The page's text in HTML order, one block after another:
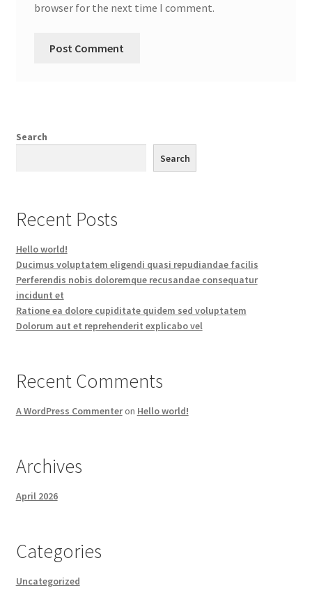
browser for the next time I comment.
Search
Search
Recent Posts
Hello world!
Ducimus voluptatem eligendi quasi repudiandae facilis
Perferendis nobis doloremque recusandae consequatur
incidunt et
Ratione ea dolore cupiditate quidem sed voluptatem
Dolorum aut et reprehenderit explicabo vel
Recent Comments
A WordPress Commenteron Hello world!
Archives
April 2026
Categories
Uncategorized